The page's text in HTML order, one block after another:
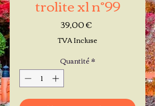
trolite xl n°99
39,00 €Prix
TVA Incluse
Quantité*